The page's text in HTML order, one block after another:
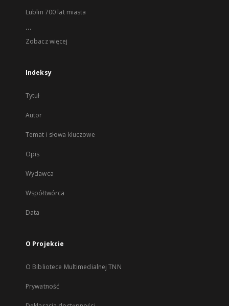
Lublin 700 lat miasta
...
Zobacz więcej
Indeksy
Tytuł
Autor
Temat i słowa kluczowe
Opis
Wydawca
Współtwórca
Data
O Projekcie
O Bibliotece Multimedialnej TNN
Prywatność